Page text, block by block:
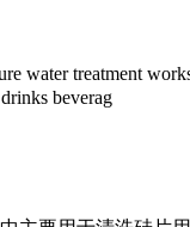
water treatment
beverag